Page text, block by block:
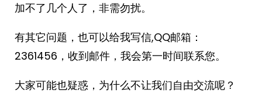
加不了几个人了，非需勿扰。
有其它问题，也可以给我写信,QQ邮箱：
2361456，收到邮件，我会第一时间联系您。
大家可能也疑惑，为什么不让我们自由交流呢？